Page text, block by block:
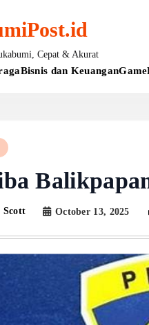
Cepat & Akurat
Bisnis dan KeuanganGame
Scott October 13, 2025